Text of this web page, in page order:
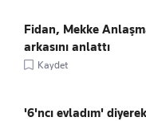
Fidan, Mekke
arkasını anlattı
Kaydet
'6'ncı evladım'